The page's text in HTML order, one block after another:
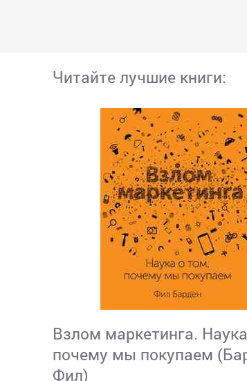
Читайте лучшие книги:
Взлом маркетинга.
почему мы покупаем
Фил)